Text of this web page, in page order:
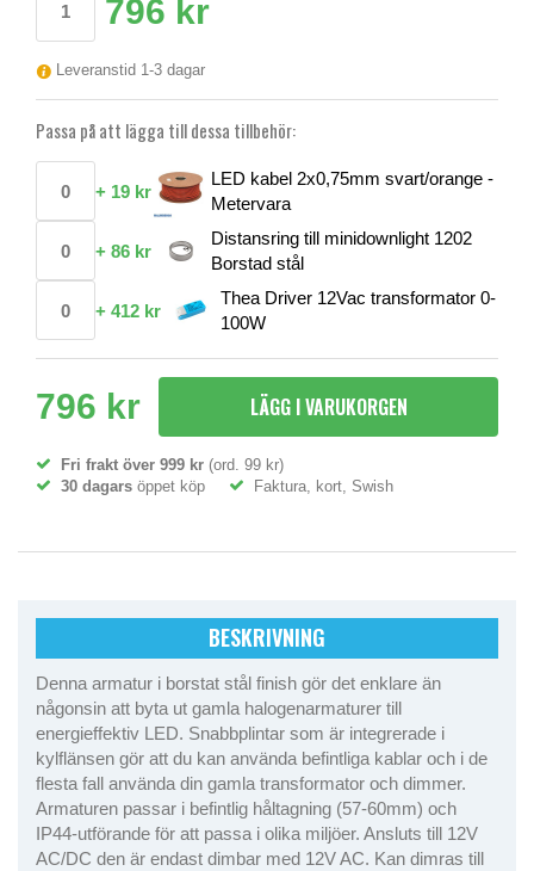
796 kr
Leveranstid 1-3 dagar
Passa på att lägga till dessa tillbehör:
+ 19 kr
LED kabel 2x0,75mm svart/orange -
Metervara
+ 86 kr
Distansring till minidownlight 1202
Borstad stål
+ 412 kr
Thea Driver 12Vac transformator 0-
100W
796 kr LÄGG I VARUKORGEN
Fri frakt över 999 kr (ord. 99 kr)
30 dagars öppet köp Faktura, kort, Swish
BESKRIVNING
Denna armatur i borstat stål finish gör det enklare än
någonsin att byta ut gamla halogenarmaturer till
energieffektiv LED. Snabbplintar som är integrerade i
kylflänsen gör att du kan använda befintliga kablar och i de
flesta fall använda din gamla transformator och dimmer.
Armaturen passar i befintlig håltagning (57-60mm) och
IP44-utförande för att passa i olika miljöer. Ansluts till 12V
AC/DC den är endast dimbar med 12V AC. Kan dimras till